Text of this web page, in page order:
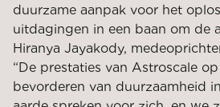
duurzame aanpak voor het
uitdagingen in een baan om de
Hiranya Jayakody,
“De prestaties van Astroscale
bevorderen van duurzaamheid